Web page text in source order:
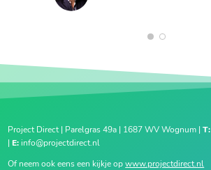
1 2
Project Direct | Parelgras 49a | 1687 WV Wognum |T:
| E: info@projectdirect.nl
Of neem ook eens een kijkje opwww.projectdirect.nl